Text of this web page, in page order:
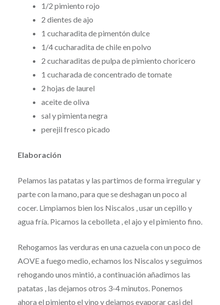
1/2 pimiento rojo
2 dientes de ajo
1 cucharadita de pimentón dulce
1/4 cucharadita de chile en polvo
2 cucharaditas de pulpa de pimiento choricero
1 cucharada de concentrado de tomate
2 hojas de laurel
aceite de oliva
sal y pimienta negra
perejil fresco picado
Elaboración
Pelamos las patatas y las partimos de forma irregular y
parte con la mano, para que se deshagan un poco al
cocer. Limpiamos bien los Niscalos , usar un cepillo y
agua fría. Picamos la cebolleta , el ajo y el pimiento fino.
Rehogamos las verduras en una cazuela con un poco de
AOVE a fuego medio, echamos los Niscalos y seguimos
rehogando unos mintió, a continuación añadimos las
patatas , las dejamos otros 3-4 minutos. Ponemos
ahora el pimiento el vino y dejamos evaporar casi del